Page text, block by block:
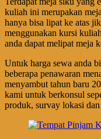
kuliah ini merupakan
hanya bisa lipat ke atas
menggunakan kursi
anda dapat melipat meja
Untuk harga sewa anda
beberapa penawaran
menyambut tahun baru
kami untuk berkonsul
produk, survay lokasi